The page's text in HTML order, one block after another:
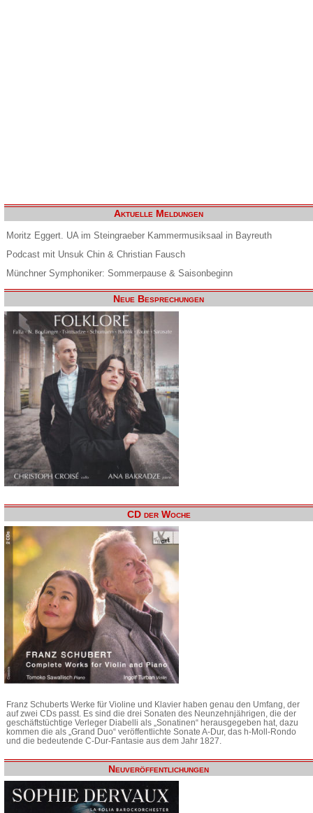
Aktuelle Meldungen
Moritz Eggert. UA im Steingraeber Kammermusiksaal in Bayreuth
Podcast mit Unsuk Chin & Christian Fausch
Münchner Symphoniker: Sommerpause & Saisonbeginn
Neue Besprechungen
CD der Woche
Franz Schuberts Werke für Violine und Klavier haben genau den Umfang, der
auf zwei CDs passt. Es sind die drei Sonaten des Neunzehnjährigen, die der
geschäftstüchtige Verleger Diabelli als „Sonatinen“ herausgegeben hat, dazu
kommen die als „Grand Duo“ veröffentlichte Sonate A-Dur, das h-Moll-Rondo
und die bedeutende C-Dur-Fantasie aus dem Jahr 1827.
Neuveröffentlichungen